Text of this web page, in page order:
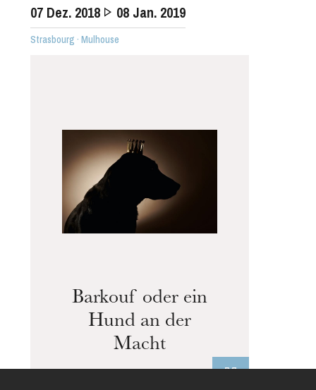
Die OnR mit euch
Führungen durch die Oper
07 Dez. 2018 08 Jan. 2019
Strasbourg · Mulhouse
Barkouf oder ein
Hund an der
Macht